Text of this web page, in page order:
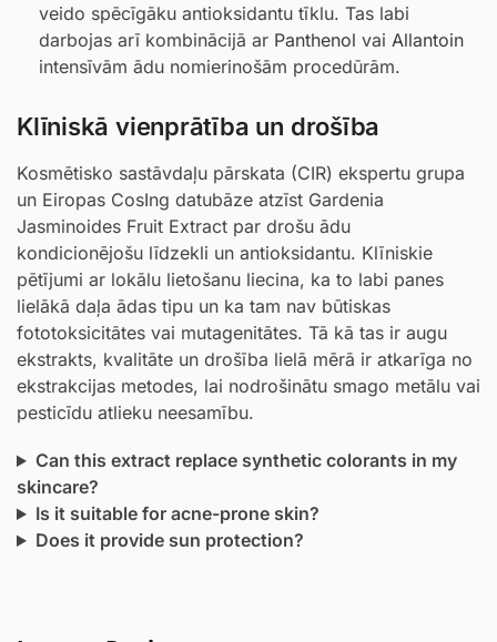
veido spēcīgāku antioksidantu tīklu. Tas labi
darbojas arī kombinācijā ar Panthenol vai Allantoin
intensīvām ādu nomierinošām procedūrām.
Klīniskā vienprātība un drošība
Kosmētisko sastāvdaļu pārskata (CIR) ekspertu grupa
un Eiropas CosIng datubāze atzīst Gardenia
Jasminoides Fruit Extract par drošu ādu
kondicionējošu līdzekli un antioksidantu. Klīniskie
pētījumi ar lokālu lietošanu liecina, ka to labi panes
lielākā daļa ādas tipu un ka tam nav būtiskas
fototoksicitātes vai mutagenitātes. Tā kā tas ir augu
ekstrakts, kvalitāte un drošība lielā mērā ir atkarīga no
ekstrakcijas metodes, lai nodrošinātu smago metālu vai
pesticīdu atlieku neesamību.
Can this extract replace synthetic colorants in my
skincare?
Is it suitable for acne-prone skin?
Does it provide sun protection?